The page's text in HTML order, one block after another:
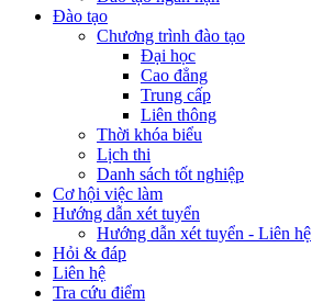
Đào tạo
Chương trình đào tạo
Đại học
Cao đẳng
Trung cấp
Liên thông
Thời khóa biểu
Lịch thi
Danh sách tốt nghiệp
Cơ hội việc làm
Hướng dẫn xét tuyển
Hướng dẫn xét tuyển - Liên hệ
Hỏi & đáp
Liên hệ
Tra cứu điểm